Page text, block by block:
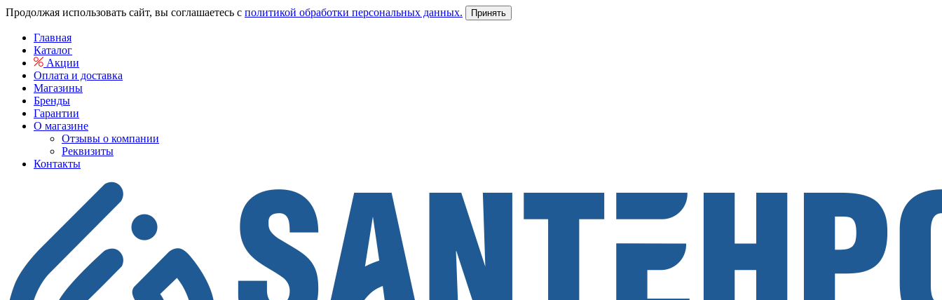
Продолжая использовать сайт, вы соглашаетесь с политикой обработки персональных данных. Принять
Главная
Каталог
Акции
Оплата и доставка
Магазины
Бренды
Гарантии
О магазине
Отзывы о компании
Реквизиты
Контакты